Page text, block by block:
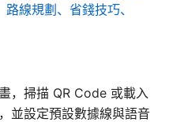
線規劃、省錢技巧、
，掃描 QR Code 或載入
並設定預設數據線與語音